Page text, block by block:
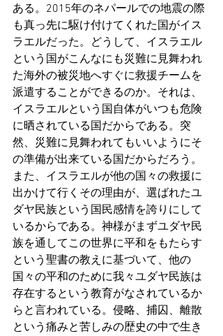
ある。2015年のネパールでの地震の際
も真っ先に駆け付けてくれた国がイス
ラエルだった。どうして、イスラエル
という国がこんなにも災難に見舞われ
た海外の被災地へすぐに救援チームを
派遣することができるのか。それは、
イスラエルという国自体がいつも危険
に晒されている国だからである。突
然、災難に見舞われてもいいようにそ
の準備が出来ている国だからだろう。
また、イスラエルが他の国々の救援に
出かけて行くその理由が、選ばれたユ
ダヤ民族という国民感情を誇りにして
いるからである。神様がまずユダヤ民
族を通してこの世界に平和をもたらす
という聖書の教えに基づいて、他の
国々の平和のために我々ユダヤ民族は
存在するという教育がなされているか
らと言われている。侵略、捕囚、離散
という痛みと苦しみの歴史の中で生き